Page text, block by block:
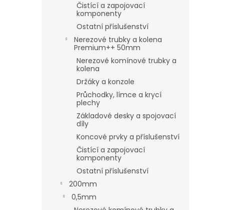
Čistící a zapojovací
komponenty
Ostatní příslušenství
Nerezové trubky a kolena
Premium++ 50mm
Nerezové komínové trubky a
kolena
Držáky a konzole
Průchodky, límce a krycí
plechy
Základové desky a spojovací
díly
Koncové prvky a příslušenství
Čistící a zapojovací
komponenty
Ostatní příslušenství
200mm
0,5mm